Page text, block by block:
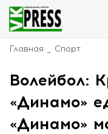
Главная Спорт
Волейбол:
«Динамо»
«Динамо»